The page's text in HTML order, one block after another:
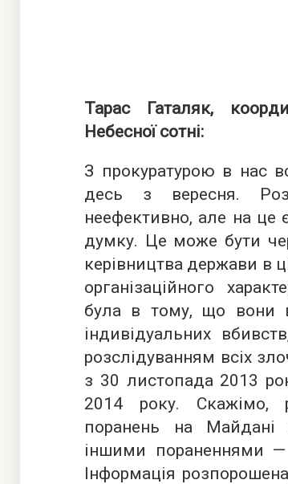
Тарас Гаталяк,
Небесної сотні:
З прокуратурою в нас
десь з вересня.
неефективно, але на це
думку. Це може бути
керівництва держави в
організаційного
була в тому, що вони
індивідуальних
розслідуванням всіх
з 30 листопада 2013
2014 року. Скажімо,
поранень на
іншими пораненнями —
Інформація